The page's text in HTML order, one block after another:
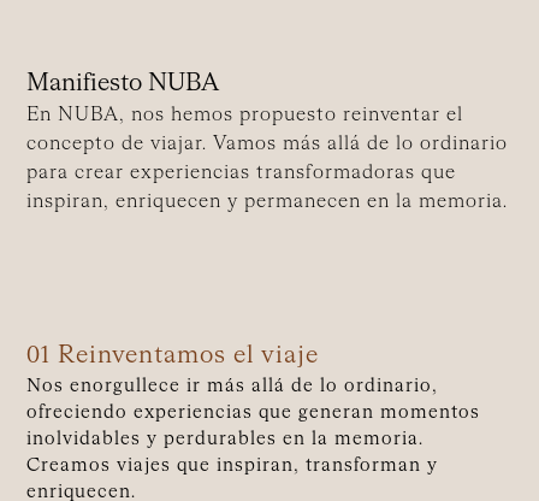
Manifiesto NUBA
En NUBA, nos hemos propuesto reinventar el
concepto de viajar. Vamos más allá de lo ordinario
para crear experiencias transformadoras que
inspiran, enriquecen y permanecen en la memoria.
01 Reinventamos el viaje
Nos enorgullece ir más allá de lo ordinario,
ofreciendo experiencias que generan momentos
inolvidables y perdurables en la memoria.
Creamos viajes que inspiran, transforman y
enriquecen.